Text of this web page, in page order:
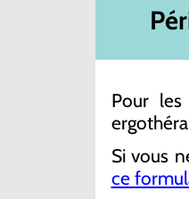
Pour
Si vous
ce